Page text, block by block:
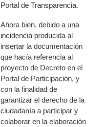
Portal de Transparencia.
Ahora bien, debido a una
incidencia producida al
insertar la documentación
que hacía referencia al
proyecto de Decreto en el
Portal de Participación, y
con la finalidad de
garantizar el derecho de la
ciudadanía a participar y
colaborar en la elaboración